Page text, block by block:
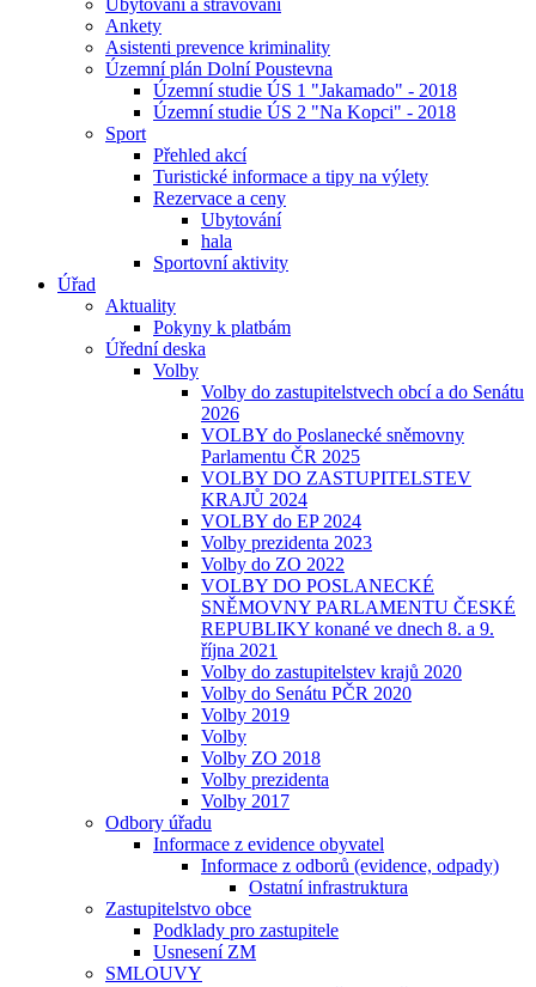
Ubytování a stravování
Ankety
Asistenti prevence kriminality
Územní plán Dolní Poustevna
Územní studie ÚS 1 "Jakamado" - 2018
Územní studie ÚS 2 "Na Kopci" - 2018
Sport
Přehled akcí
Turistické informace a tipy na výlety
Rezervace a ceny
Ubytování
hala
Sportovní aktivity
Úřad
Aktuality
Pokyny k platbám
Úřední deska
Volby
Volby do zastupitelstvech obcí a do Senátu
2026
VOLBY do Poslanecké sněmovny
Parlamentu ČR 2025
VOLBY DO ZASTUPITELSTEV
KRAJŮ 2024
VOLBY do EP 2024
Volby prezidenta 2023
Volby do ZO 2022
VOLBY DO POSLANECKÉ
SNĚMOVNY PARLAMENTU ČESKÉ
REPUBLIKY konané ve dnech 8. a 9.
října 2021
Volby do zastupitelstev krajů 2020
Volby do Senátu PČR 2020
Volby 2019
Volby
Volby ZO 2018
Volby prezidenta
Volby 2017
Odbory úřadu
Informace z evidence obyvatel
Informace z odborů (evidence, odpady)
Ostatní infrastruktura
Zastupitelstvo obce
Podklady pro zastupitele
Usnesení ZM
SMLOUVY